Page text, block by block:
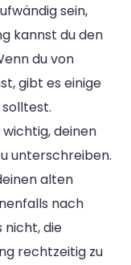
sein,
kannst du den
du von
gibt es einige
deinen
unterschreiben.
alten
nach
nicht, die
rechtzeitig zu